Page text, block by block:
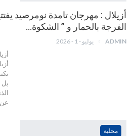
أزيلال : مهرجان تامدة نومرصيد
الفرجة بالحمار و ” الشكوة…
ADMIN يوليو - 1 - 2026
بل
محلية